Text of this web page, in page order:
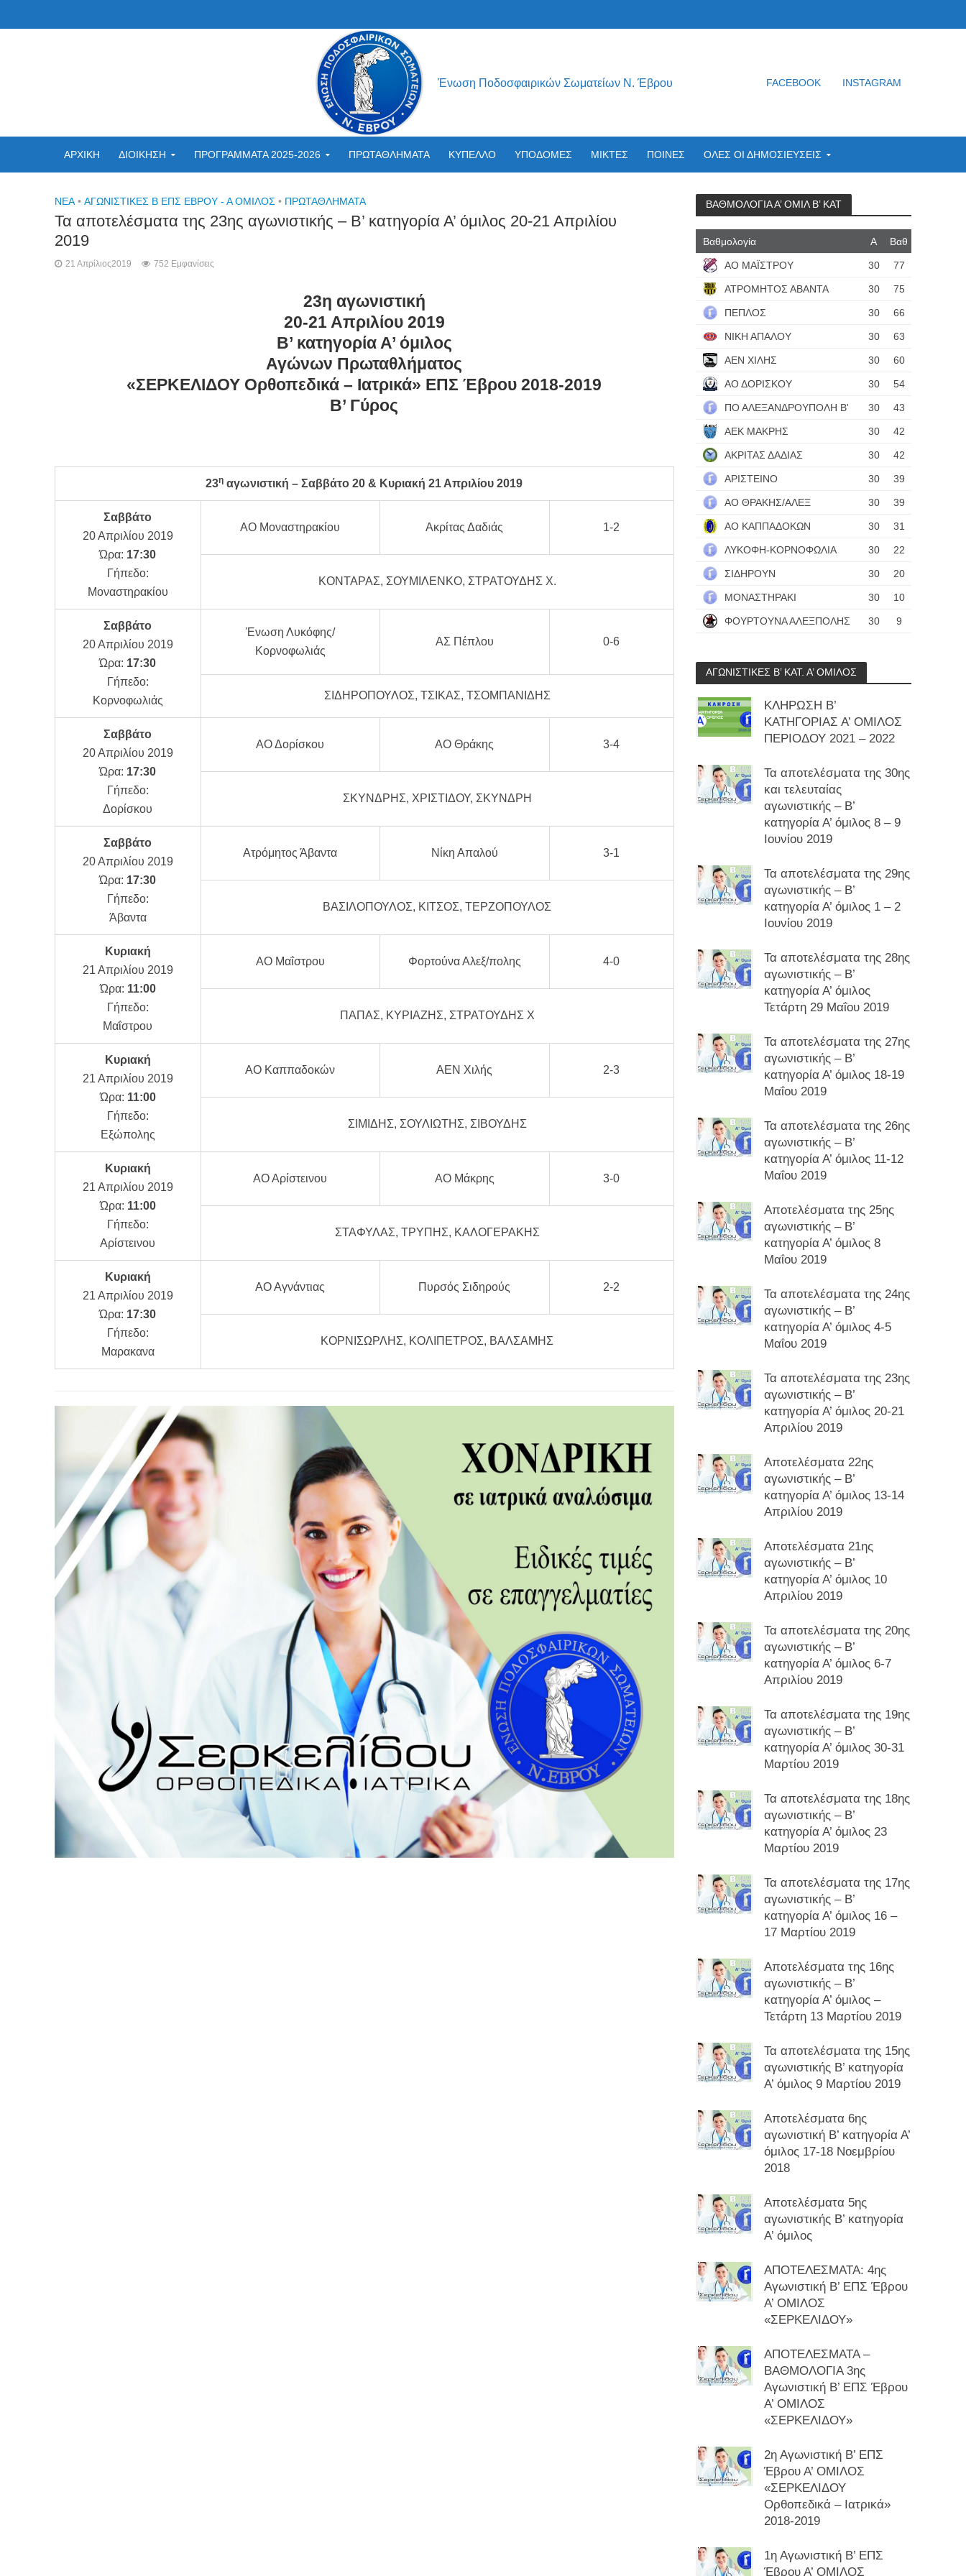
Ένωση Ποδοσφαιρικών Σωματείων Ν. Έβρου FACEBOOK INSTAGRAM
ΑΡΧΙΚΗ ΔΙΟΙΚΗΣΗ ΠΡΟΓΡΑΜΜΑΤΑ 2025-2026 ΠΡΩΤΑΘΛΗΜΑΤΑ ΚΥΠΕΛΛΟ ΥΠΟΔΟΜΕΣ ΜΙΚΤΕΣ ΠΟΙΝΕΣ ΟΛΕΣ ΟΙ ΔΗΜΟΣΙΕΥΣΕΙΣ
NEA • ΑΓΩΝΙΣΤΙΚΕΣ Β ΕΠΣ ΕΒΡΟΥ - Α ΟΜΙΛΟΣ • ΠΡΩΤΑΘΛΉΜΑΤΑ
Τα αποτελέσματα της 23ης αγωνιστικής – Β’ κατηγορία Α’ όμιλος 20-21 Απριλίου
2019
21 Απρίλιος2019 752 Εμφανίσεις
23η αγωνιστική
20-21 Απριλίου 2019
Β’ κατηγορία Α’ όμιλος
Αγώνων Πρωταθλήματος
«ΣΕΡΚΕΛΙΔΟΥ Ορθοπεδικά – Ιατρικά» ΕΠΣ Έβρου 2018-2019
Β’ Γύρος
23η αγωνιστική – Σαββάτο 20 & Κυριακή 21 Απριλίου 2019
Σαββάτο
20 Απριλίου 2019
Ώρα: 17:30
Γήπεδο:
Μοναστηρακίου
ΑΟ Μοναστηρακίου Ακρίτας Δαδιάς 1-2
ΚΟΝΤΑΡΑΣ, ΣΟΥΜΙΛΕΝΚΟ, ΣΤΡΑΤΟΥΔΗΣ Χ.
Σαββάτο
20 Απριλίου 2019
Ώρα: 17:30
Γήπεδο:
Κορνοφωλιάς
Ένωση Λυκόφης/
Κορνοφωλιάς
ΑΣ Πέπλου 0-6
ΣΙΔΗΡΟΠΟΥΛΟΣ, ΤΣΙΚΑΣ, ΤΣΟΜΠΑΝΙΔΗΣ
Σαββάτο
20 Απριλίου 2019
Ώρα: 17:30
Γήπεδο:
Δορίσκου
ΑΟ Δορίσκου ΑΟ Θράκης 3-4
ΣΚΥΝΔΡΗΣ, ΧΡΙΣΤΙΔΟΥ, ΣΚΥΝΔΡΗ
Σαββάτο
20 Απριλίου 2019
Ώρα: 17:30
Γήπεδο:
Άβαντα
Ατρόμητος Άβαντα Νίκη Απαλού 3-1
ΒΑΣΙΛΟΠΟΥΛΟΣ, ΚΙΤΣΟΣ, ΤΕΡΖΟΠΟΥΛΟΣ
Κυριακή
21 Απριλίου 2019
Ώρα: 11:00
Γήπεδο:
Μαΐστρου
ΑΟ Μαΐστρου Φορτούνα Αλεξ/πολης 4-0
ΠΑΠΑΣ, ΚΥΡΙΑΖΗΣ, ΣΤΡΑΤΟΥΔΗΣ Χ
Κυριακή
21 Απριλίου 2019
Ώρα: 11:00
Γήπεδο:
Εξώπολης
ΑΟ Καππαδοκών ΑΕΝ Χιλής 2-3
ΣΙΜΙΔΗΣ, ΣΟΥΛΙΩΤΗΣ, ΣΙΒΟΥΔΗΣ
Κυριακή
21 Απριλίου 2019
Ώρα: 11:00
Γήπεδο:
Αρίστεινου
ΑΟ Αρίστεινου ΑΟ Μάκρης 3-0
ΣΤΑΦΥΛΑΣ, ΤΡΥΠΗΣ, ΚΑΛΟΓΕΡΑΚΗΣ
Κυριακή
21 Απριλίου 2019
Ώρα: 17:30
Γήπεδο:
Μαρακανα
ΑΟ Αγνάντιας Πυρσός Σιδηρούς 2-2
ΚΟΡΝΙΣΩΡΛΗΣ, ΚΟΛΙΠΕΤΡΟΣ, ΒΑΛΣΑΜΗΣ
ΒΑΘΜΟΛΟΓΙΑ Α’ ΟΜΙΛ Β’ ΚΑΤ
Βαθμολογία Α Βαθ
ΑΟ ΜΑΪΣΤΡΟΥ 30 77
ΑΤΡΟΜΗΤΟΣ ΑΒΑΝΤΑ 30 75
ΠΕΠΛΟΣ 30 66
ΝΙΚΗ ΑΠΑΛΟΥ 30 63
ΑΕΝ ΧΙΛΗΣ 30 60
ΑΟ ΔΟΡΙΣΚΟΥ 30 54
ΠΟ ΑΛΕΞΑΝΔΡΟΥΠΟΛΗ Β' 30 43
ΑΕΚ ΜΑΚΡΗΣ 30 42
ΑΚΡΙΤΑΣ ΔΑΔΙΑΣ 30 42
ΑΡΙΣΤΕΙΝΟ 30 39
ΑΟ ΘΡΑΚΗΣ/ΑΛΕΞ 30 39
ΑΟ ΚΑΠΠΑΔΟΚΩΝ 30 31
ΛΥΚΟΦΗ-ΚΟΡΝΟΦΩΛΙΑ 30 22
ΣΙΔΗΡΟΥΝ 30 20
ΜΟΝΑΣΤΗΡΑΚΙ 30 10
ΦΟΥΡΤΟΥΝΑ ΑΛΕΞΠΟΛΗΣ 30 9
ΑΓΩΝΙΣΤΙΚΕΣ Β’ ΚΑΤ. Α’ ΟΜΙΛΟΣ
ΚΛΗΡΩΣΗ Β’
ΚΑΤΗΓΟΡΙΑΣ Α’ ΟΜΙΛΟΣ
ΠΕΡΙΟΔΟΥ 2021 – 2022
Τα αποτελέσματα της 30ης
και τελευταίας
αγωνιστικής – Β’
κατηγορία Α’ όμιλος 8 – 9
Ιουνίου 2019
Τα αποτελέσματα της 29ης
αγωνιστικής – Β’
κατηγορία Α’ όμιλος 1 – 2
Ιουνίου 2019
Τα αποτελέσματα της 28ης
αγωνιστικής – Β’
κατηγορία Α’ όμιλος
Τετάρτη 29 Μαΐου 2019
Τα αποτελέσματα της 27ης
αγωνιστικής – Β’
κατηγορία Α’ όμιλος 18-19
Μαΐου 2019
Τα αποτελέσματα της 26ης
αγωνιστικής – Β’
κατηγορία Α’ όμιλος 11-12
Μαΐου 2019
Αποτελέσματα της 25ης
αγωνιστικής – Β’
κατηγορία Α’ όμιλος 8
Μαΐου 2019
Τα αποτελέσματα της 24ης
αγωνιστικής – Β’
κατηγορία Α’ όμιλος 4-5
Μαΐου 2019
Τα αποτελέσματα της 23ης
αγωνιστικής – Β’
κατηγορία Α’ όμιλος 20-21
Απριλίου 2019
Αποτελέσματα 22ης
αγωνιστικής – Β’
κατηγορία Α’ όμιλος 13-14
Απριλίου 2019
Αποτελέσματα 21ης
αγωνιστικής – Β’
κατηγορία Α’ όμιλος 10
Απριλίου 2019
Τα αποτελέσματα της 20ης
αγωνιστικής – Β’
κατηγορία Α’ όμιλος 6-7
Απριλίου 2019
Τα αποτελέσματα της 19ης
αγωνιστικής – Β’
κατηγορία Α’ όμιλος 30-31
Μαρτίου 2019
Τα αποτελέσματα της 18ης
αγωνιστικής – Β’
κατηγορία Α’ όμιλος 23
Μαρτίου 2019
Τα αποτελέσματα της 17ης
αγωνιστικής – Β’
κατηγορία Α’ όμιλος 16 –
17 Μαρτίου 2019
Αποτελέσματα της 16ης
αγωνιστικής – Β’
κατηγορία Α’ όμιλος –
Τετάρτη 13 Μαρτίου 2019
Τα αποτελέσματα της 15ης
αγωνιστικής Β’ κατηγορία
Α’ όμιλος 9 Μαρτίου 2019
Αποτελέσματα 6ης
αγωνιστική Β’ κατηγορία Α’
όμιλος 17-18 Νοεμβρίου
2018
Αποτελέσματα 5ης
αγωνιστικής Β’ κατηγορία
Α’ όμιλος
ΑΠΟΤΕΛΕΣΜΑΤΑ: 4ης
Αγωνιστική Β’ ΕΠΣ Έβρου
Α’ ΟΜΙΛΟΣ
«ΣΕΡΚΕΛΙΔΟΥ»
ΑΠΟΤΕΛΕΣΜΑΤΑ –
ΒΑΘΜΟΛΟΓΙΑ 3ης
Αγωνιστική Β’ ΕΠΣ Έβρου
Α’ ΟΜΙΛΟΣ
«ΣΕΡΚΕΛΙΔΟΥ»
2η Αγωνιστική Β’ ΕΠΣ
Έβρου Α’ ΟΜΙΛΟΣ
«ΣΕΡΚΕΛΙΔΟΥ
Ορθοπεδικά – Ιατρικά»
2018-2019
1η Αγωνιστική Β’ ΕΠΣ
Έβρου Α’ ΟΜΙΛΟΣ